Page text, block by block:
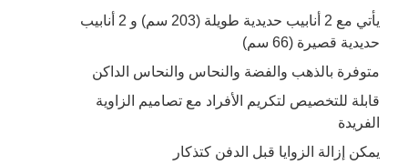
يأتي مع 2 أنابيب حديدية طويلة (203 سم) و 2 أنابيب
حديدية قصيرة (66 سم)
متوفرة بالذهب والفضة والنحاس والنحاس الداكن
قابلة للتخصيص لتكريم الأفراد مع تصاميم الزاوية
الفريدة
يمكن إزالة الزوايا قبل الدفن كتذكار